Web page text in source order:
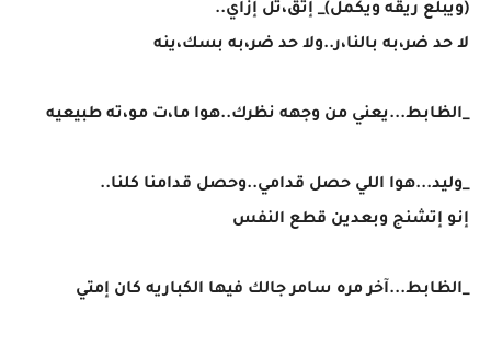
(ويبلع ريقه ويكمل)_ إتق،تل إزاي..
لا حد ضر،به بالنا،ر..ولا حد ضر،به بسك،ينه
_الظابط...يعني من وجهه نظرك..هوا ما،ت مو،ته طبيعيه
_وليد...هوا اللي حصل قدامي..وحصل قدامنا كلنا..
إنو إتشنج وبعدين قطع النفس
_الظابط...آخر مره سامر جالك فيها الكباريه كان إمتي